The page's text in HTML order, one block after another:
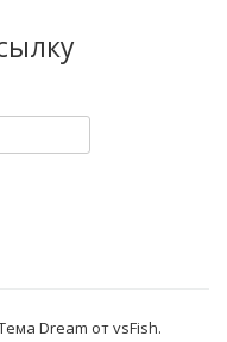
Dream отvsFish.